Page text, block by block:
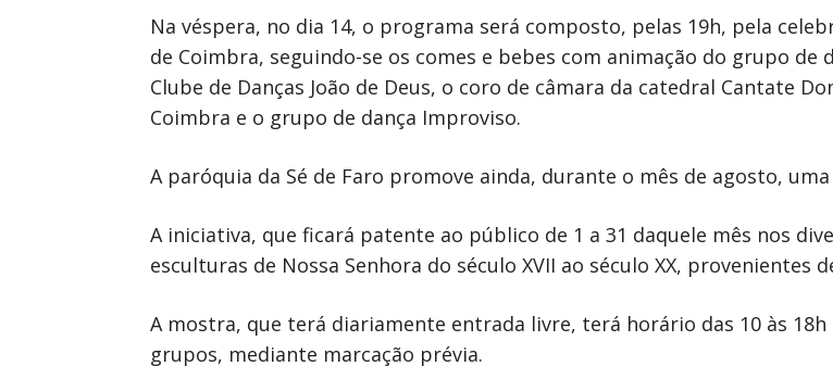
Na véspera, no dia 14, o programa será composto, pelas 19h, pela
de Coimbra, seguindo-se os comes e bebes com animação do grupo de
Clube de Danças João de Deus, o coro de câmara da catedral Cantate
Coimbra e o grupo de dança Improviso.
A paróquia da Sé de Faro promove ainda, durante o mês de agosto,
A iniciativa, que ficará patente ao público de 1 a 31 daquele mês nos
esculturas de Nossa Senhora do século XVII ao século XX, provenientes
A mostra, que terá diariamente entrada livre, terá horário das 10 às
grupos, mediante marcação prévia.